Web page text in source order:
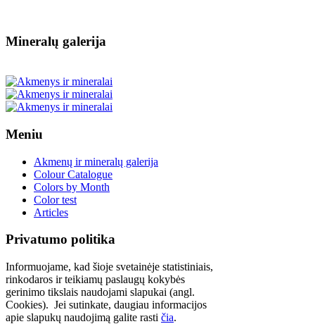
Mineralų galerija
Meniu
Akmenų ir mineralų galerija
Colour Catalogue
Colors by Month
Color test
Articles
Privatumo politika
Informuojame, kad šioje svetainėje statistiniais,
rinkodaros ir teikiamų paslaugų kokybės
gerinimo tikslais naudojami slapukai (angl.
Cookies). Jei sutinkate, daugiau informacijos
apie slapukų naudojimą galite rasti čia.